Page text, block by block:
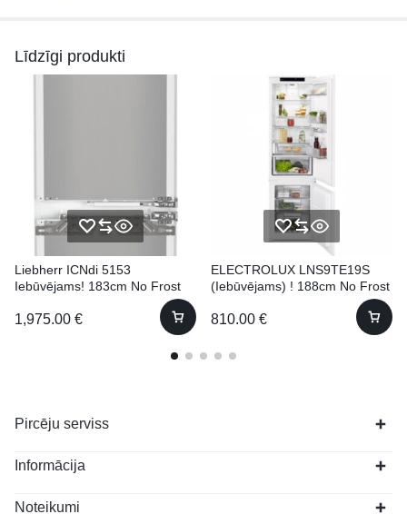
Līdzīgi produkti
Liebherr ICNdi 5153
Iebūvējams! 183cm No Frost
1,975.00 €
ELECTROLUX LNS9TE19S
(Iebūvējams) ! 188cm No Frost
810.00 €
Pircēju serviss
Informācija
Noteikumi